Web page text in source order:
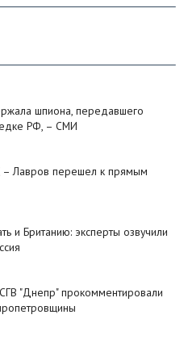
шпиона, передавшего
РФ, – СМИ
– Лавров перешел к прямым
и Британию: эксперты озвучили
"Днепр" прокомментировали